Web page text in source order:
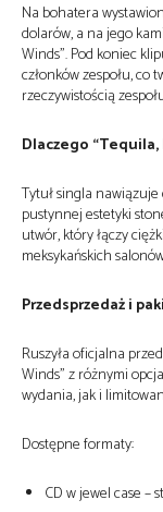
Na bohatera
dolarów, a na jego
Winds”. Pod koniec
członków zespołu, co
rzeczywistością
Dlaczego “Tequila,
Tytuł singla
pustynnej estetyki
utwór, który łączy
meksykańskich
Przedsprzedaż i
Ruszyła oficjalna
Winds” z różnymi
wydania, jak i
Dostępne formaty:
CD w jewel case –